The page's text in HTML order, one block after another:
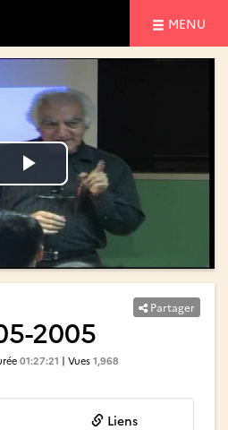
MENU
Lire
la
vidéo
Lire
la
vidéo
Partager
2005
01:27:21 | Vues 1,968
Liens